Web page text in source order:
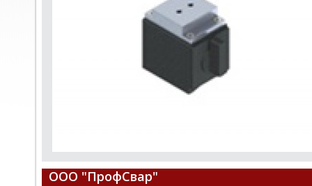
ООО "ПрофСвар"